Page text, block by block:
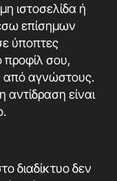
ιστοσελίδα ή
επίσημων
ύποπτες
προφίλ σου,
από αγνώστους.
είναι
διαδίκτυο δεν